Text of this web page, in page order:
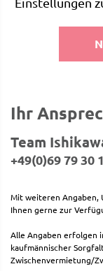
Ihr
Team
+49(0)69 79 30
Mit weiteren Angaben,
Ihnen gerne zur
Alle Angaben erfolgen
kaufmännischer
Zwischenvermietung/